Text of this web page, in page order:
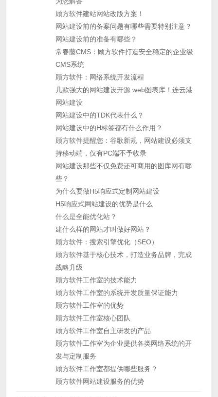
顾方软件建站网站改版方案！
网站建设前的备案问题有哪些需要特别注意？
网站建设前的准备有哪些？
常春藤CMS：顾方软件打造安全稳定的企业级
CMS系统
顾方软件：网络系统开发流程
几款强大的网站建设开源 web图表库！连云港
网站建设
网站建设中的TDK代表什么？
网站建设中的H标签都有什么作用？
顾方软件提醒您：谷歌新规，网站建设必须支
持移动端，仅有PC端不予收录
网站建设那些不仅免费还可商用的图库网有哪
些？
为什么要做H5响应式定制网站建设
H5响应式网站建设的优势是什么
什么是全能优化站？
建什么样的网站才叫做好网站？
顾方软件：搜索引擎优化（SEO）
顾方软件基于核心技术，打造业务品牌，完成
战略升级
顾方软件工作室的技术能力
顾方软件工作室的系统开发质量保证能力
顾方软件工作室的优势
顾方软件工作室核心团队
顾方软件工作室自主研发的产品
顾方软件工作室为企业提供各类网络系统的开
发与定制服务
顾方软件工作室都提供哪些服务？
顾方软件网站建设服务的优势